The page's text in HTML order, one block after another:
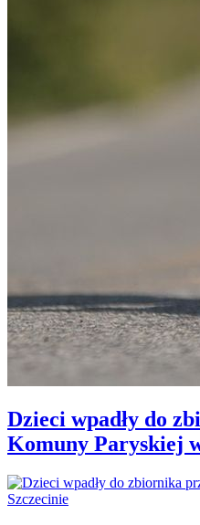
Dzieci wpadły do
Komuny Paryskiej